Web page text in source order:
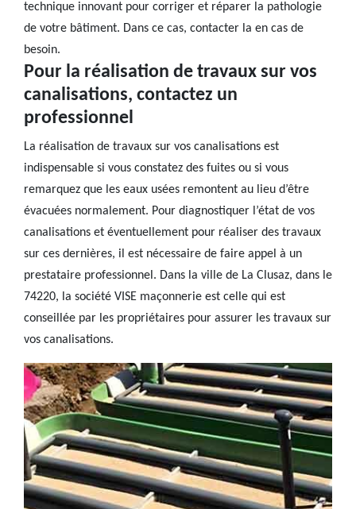
technique innovant pour corriger et réparer la pathologie
de votre bâtiment. Dans ce cas, contacter la en cas de
besoin.
Pour la réalisation de travaux sur vos
canalisations, contactez un
professionnel
La réalisation de travaux sur vos canalisations est
indispensable si vous constatez des fuites ou si vous
remarquez que les eaux usées remontent au lieu d’être
évacuées normalement. Pour diagnostiquer l’état de vos
canalisations et éventuellement pour réaliser des travaux
sur ces dernières, il est nécessaire de faire appel à un
prestataire professionnel. Dans la ville de La Clusaz, dans le
74220, la société VISE maçonnerie est celle qui est
conseillée par les propriétaires pour assurer les travaux sur
vos canalisations.